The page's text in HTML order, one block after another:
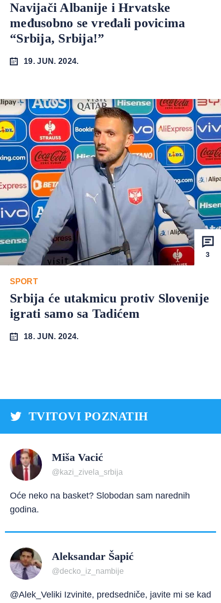
Navijači Albanije i Hrvatske
međusobno se vređali povicima
“Srbija, Srbija!”
19. JUN. 2024.
3
SPORT
Srbija će utakmicu protiv Slovenije
igrati samo sa Tadićem
18. JUN. 2024.
TVITOVI POZNATIH
Miša Vacić
@kazi_zivela_srbija
Oće neko na basket? Slobodan sam narednih
godina.
Aleksandar Šapić
@decko_iz_nambije
@Alek_Veliki Izvinite, predsedniče, javite mi se kad